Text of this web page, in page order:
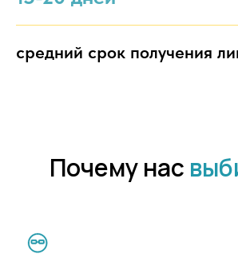
средний срок получения
Почему нас